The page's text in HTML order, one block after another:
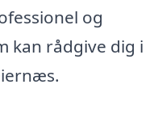
og
kan rådgive dig i